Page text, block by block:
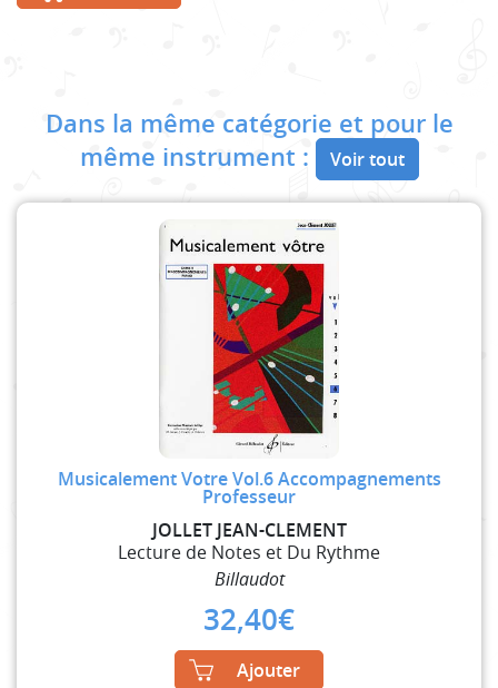
Dans la même catégorie et pour le
même instrument :
Voir tout
Musicalement Votre Vol.6 Accompagnements
Professeur
JOLLET JEAN-CLEMENT
Lecture de Notes et Du Rythme
Billaudot
32,40€
Ajouter